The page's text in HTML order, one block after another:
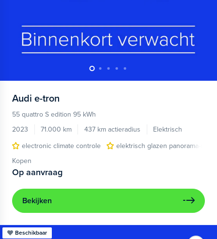
Audi e-tron
55 quattro S edition 95 kWh
2023
71.000 km 437 km actieradius
Elektrisch
electronic climate controle
elektrisch glazen panorama-dak
Kopen
Op aanvraag
Bekijken
Beschikbaar